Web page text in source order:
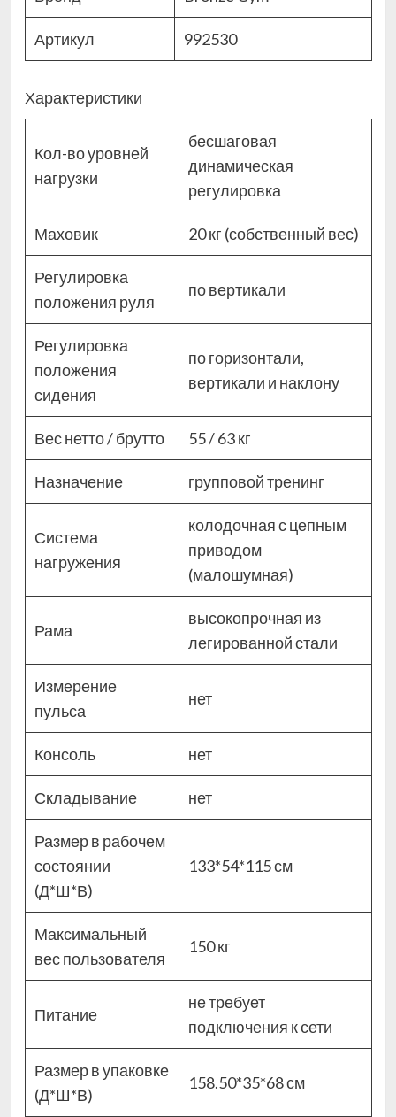
Артикул 992530
Характеристики
Кол-во уровней
нагрузки
бесшаговая
динамическая
регулировка
Маховик 20 кг (собственный вес)
Регулировка
положения руля
по вертикали
Регулировка
положения
сидения
по горизонтали,
вертикали и наклону
Вес нетто / брутто 55 / 63 кг
Назначение групповой тренинг
Система
нагружения
колодочная с цепным
приводом
(малошумная)
Рама
высокопрочная из
легированной стали
Измерение
пульса
нет
Консоль нет
Складывание нет
Размер в рабочем
состоянии
(Д*Ш*В)
133*54*115 см
Максимальный
вес пользователя
150 кг
Питание
не требует
подключения к сети
Размер в упаковке
(Д*Ш*В)
158.50*35*68 см